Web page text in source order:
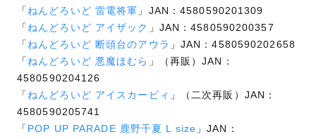
「 ねんどろいど 雷電将軍 」JAN：4580590201309
「 ねんどろいど アイザック 」JAN：4580590200357
「 ねんどろいど 断頭台のアウラ 」JAN：4580590202658
「 ねんどろいど 悪魔ほむら 」（再販）JAN：
4580590204126
「 ねんどろいど アイスカービィ 」（二次再販）JAN：
4580590205741
「 POP UP PARADE 鹿野千夏 L size 」JAN：